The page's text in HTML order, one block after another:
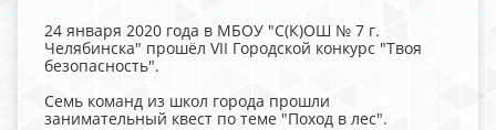
24 января 2020 года в МБОУ "С(К)ОШ № 7 г.
Челябинска" прошёл VII Городской конкурс "Твоя
безопасность".
Семь команд из школ города прошли
занимательный квест по теме "Поход в лес".